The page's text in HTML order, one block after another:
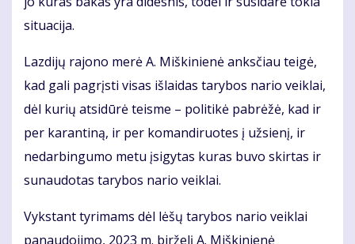
situacija.
Lazdijų rajono merė A. Miškinienė anksčiau teigė,
kad gali pagrįsti visas išlaidas tarybos nario veiklai,
dėl kurių atsidūrė teisme – politikė pabrėžė, kad ir
per karantiną, ir per komandiruotes į užsienį, ir
nedarbingumo metu įsigytas kuras buvo skirtas ir
sunaudotas tarybos nario veiklai.
Vykstant tyrimams dėl lėšų tarybos nario veiklai
panaudojimo, 2023 m. birželį A. Miškinienė